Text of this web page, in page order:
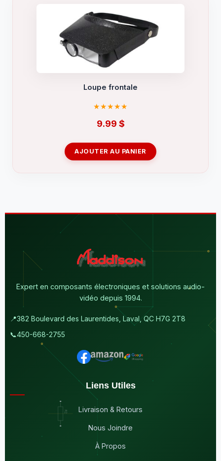
Loupe frontale
9.99 $
AJOUTER AU PANIER
Expert en composants électroniques et solutions audio-
vidéo depuis 1994.
📍382 Boulevard des Laurentides, Laval, QC H7G 2T8
📞450-668-2755
Liens Utiles
Livraison & Retours
Nous Joindre
À Propos